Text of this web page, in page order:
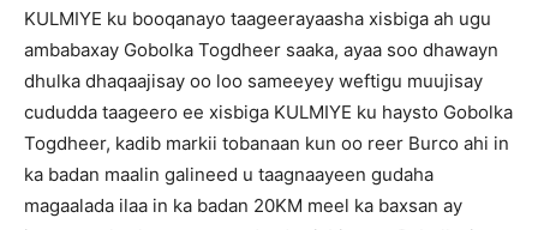
KULMIYE ku booqanayo taageerayaasha xisbiga ah ugu
ambabaxay Gobolka Togdheer saaka, ayaa soo dhawayn
dhulka dhaqaajisay oo loo sameeyey weftigu muujisay
cududda taageero ee xisbiga KULMIYE ku haysto Gobolka
Togdheer, kadib markii tobanaan kun oo reer Burco ahi in
ka badan maalin galineed u taagnaayeen gudaha
magaalada ilaa in ka badan 20KM meel ka baxsan ay